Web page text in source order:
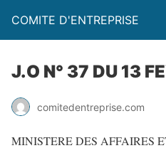
COMITE D'ENTREPRISE
J.O N° 37 DU 13
comitedentreprise.com
MINISTERE DES AFFAIRES